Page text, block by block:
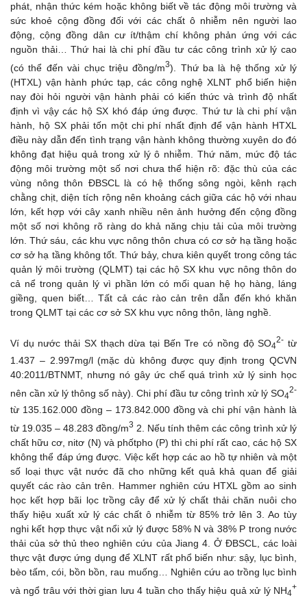
phát, nhận thức kém hoặc không biết về tác động môi trường và
sức khoẻ cộng đồng đối với các chất ô nhiễm nên người lao
động, cộng đồng dân cư ít/thậm chí không phản ứng với các
nguồn thải… Thứ hai là chi phí đầu tư các công trình xử lý cao
(có thể đến vài chục triệu đồng/m3). Thứ ba là hệ thống xử lý
(HTXL) vận hành phức tạp, các công nghệ XLNT phổ biến hiện
nay đòi hỏi người vận hành phải có kiến thức và trình độ nhất
định vì vậy các hộ SX khó đáp ứng được. Thứ tư là chi phí vận
hành, hộ SX phải tốn một chi phí nhất định để vận hành HTXL
điều này dẫn đến tình trạng vận hành không thường xuyên do đó
không đạt hiệu quả trong xử lý ô nhiễm. Thứ năm, mức độ tác
động môi trường một số nơi chưa thể hiện rõ: đặc thù của các
vùng nông thôn ĐBSCL là có hệ thống sông ngòi, kênh rạch
chằng chịt, diện tích rộng nên khoảng cách giữa các hộ với nhau
lớn, kết hợp với cây xanh nhiều nên ảnh hưởng đến cộng đồng
một số nơi không rõ ràng do khả năng chịu tải của môi trường
lớn. Thứ sáu, các khu vực nông thôn chưa có cơ sở hạ tầng hoặc
cơ sở hạ tầng không tốt. Thứ bảy, chưa kiên quyết trong công tác
quản lý môi trường (QLMT) tại các hộ SX khu vực nông thôn do
cả nể trong quản lý vì phần lớn có mối quan hệ họ hàng, láng
giềng, quen biết… Tất cả các rào cản trên dẫn đến khó khăn
trong QLMT tại các cơ sở SX khu vực nông thôn, làng nghề.
Ví dụ nước thải SX thạch dừa tại Bến Tre có nồng độ SO4
2- từ
1.437 – 2.997mg/l (mặc dù không được quy định trong QCVN
40:2011/BTNMT, nhưng nó gây ức chế quá trình xử lý sinh học
nên cần xử lý thông số này). Chi phí đầu tư công trình xử lý SO4
2-
từ 135.162.000 đồng – 173.842.000 đồng và chi phí vận hành là
từ 19.035 – 48.283 đồng/m3 2. Nếu tính thêm các công trình xử lý
chất hữu cơ, nitơ (N) và phốtpho (P) thì chi phí rất cao, các hộ SX
không thể đáp ứng được. Việc kết hợp các ao hồ tự nhiên và một
số loại thực vật nước đã cho những kết quả khả quan để giải
quyết các rào cản trên. Hammer nghiên cứu HTXL gồm ao sinh
học kết hợp bãi lọc trồng cây để xử lý chất thải chăn nuôi cho
thấy hiệu xuất xử lý các chất ô nhiễm từ 85% trở lên 3. Ao tùy
nghi kết hợp thực vật nổi xử lý được 58% N và 38% P trong nước
thải của sở thủ theo nghiên cứu của Jiang 4. Ở ĐBSCL, các loài
thực vật được ứng dụng để XLNT rất phổ biến như: sậy, lục bình,
bèo tấm, cói, bồn bồn, rau muống… Nghiên cứu ao trồng lục bình
và ngổ trâu với thời gian lưu 4 tuần cho thấy hiệu quả xử lý NH4
+